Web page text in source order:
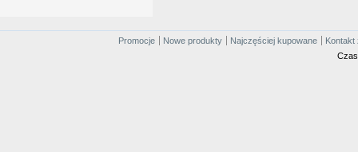
Promocje Nowe produkty Najczęściej kupowane
Kontakt